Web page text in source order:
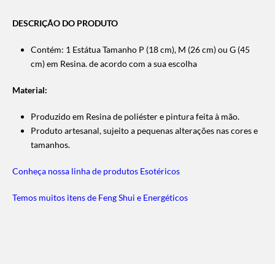
DESCRIÇÃO DO PRODUTO
Contém: 1 Estátua Tamanho P (18 cm), M (26 cm) ou G (45
cm) em Resina. de acordo com a sua escolha
Material:
Produzido em Resina de poliéster e pintura feita à mão.
Produto artesanal, sujeito a pequenas alterações nas cores e
tamanhos.
Conheça nossa linha de produtos Esotéricos
Temos muitos itens de Feng Shui e Energéticos